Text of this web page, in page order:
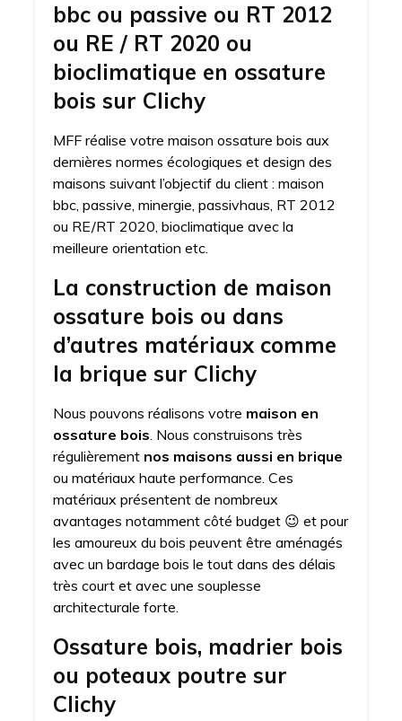
bbc ou passive ou RT 2012
ou RE / RT 2020 ou
bioclimatique en ossature
bois sur Clichy
MFF réalise votre maison ossature bois aux
dernières normes écologiques et design des
maisons suivant l’objectif du client : maison
bbc, passive, minergie, passivhaus, RT 2012
ou RE/RT 2020, bioclimatique avec la
meilleure orientation etc.
La construction de maison
ossature bois ou dans
d’autres matériaux comme
la brique sur Clichy
Nous pouvons réalisons votre maison en
ossature bois. Nous construisons très
régulièrement nos maisons aussi en brique
ou matériaux haute performance. Ces
matériaux présentent de nombreux
avantages notamment côté budget 😉 et pour
les amoureux du bois peuvent être aménagés
avec un bardage bois le tout dans des délais
très court et avec une souplesse
architecturale forte.
Ossature bois, madrier bois
ou poteaux poutre sur
Clichy